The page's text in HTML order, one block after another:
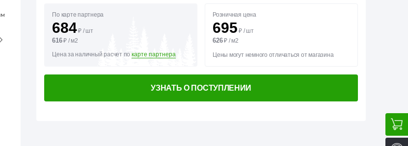
По карте партнера
684₽ / шт
616₽ / м2
Цена за наличный расчет по карте партнера
Розничная цена
695 ₽ / шт
626₽ / м2
Цены могут немного отличаться от магазина
УЗНАТЬ О ПОСТУПЛЕНИИ